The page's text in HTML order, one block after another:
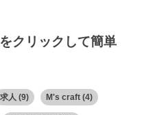
クリックして簡単
求人 (9) M's craft (4)